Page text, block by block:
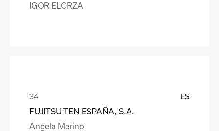
IGOR ELORZA
ES
FUJITSU TEN ESPAÑA, S.A.
Angela Merino